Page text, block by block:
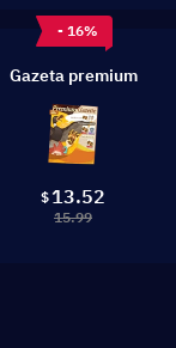
- 16%
Gazeta premium
$ 13.52
15.99